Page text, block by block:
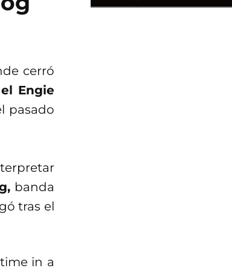
cerró
Engie
pasado
banda
tras el
in a